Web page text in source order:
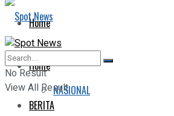
Home
BERITA
NASIONAL
Home
BERITA
No Result
View All Result